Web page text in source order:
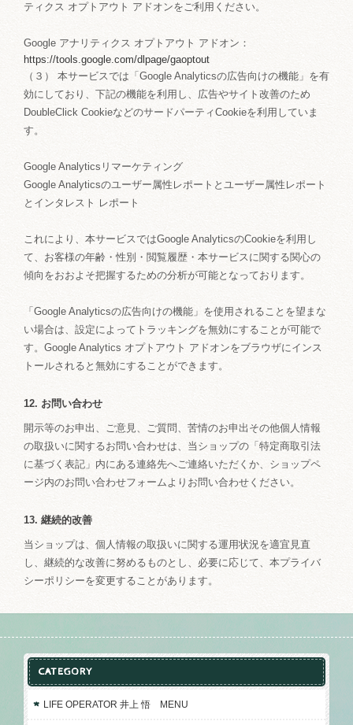
ティクス オプトアウト アドオンをご利用ください。
Google アナリティクス オプトアウト アドオン：
https://tools.google.com/dlpage/gaoptout
（３） 本サービスでは「Google Analyticsの広告向けの機能」を有
効にしており、下記の機能を利用し、広告やサイト改善のため
DoubleClick CookieなどのサードパーティCookieを利用していま
す。
Google Analyticsリマーケティング
Google Analyticsのユーザー属性レポートとユーザー属性レポート
とインタレスト レポート
これにより、本サービスではGoogle AnalyticsのCookieを利用し
て、お客様の年齢・性別・閲覧履歴・本サービスに関する関心の
傾向をおおよそ把握するための分析が可能となっております。
「Google Analyticsの広告向けの機能」を使用されることを望まな
い場合は、設定によってトラッキングを無効にすることが可能で
す。Google Analytics オプトアウト アドオンをブラウザにインス
トールされると無効にすることができます。
12. お問い合わせ
開示等のお申出、ご意見、ご質問、苦情のお申出その他個人情報
の取扱いに関するお問い合わせは、当ショップの「特定商取引法
に基づく表記」内にある連絡先へご連絡いただくか、ショップペ
ージ内のお問い合わせフォームよりお問い合わせください。
13. 継続的改善
当ショップは、個人情報の取扱いに関する運用状況を適宜見直
し、継続的な改善に努めるものとし、必要に応じて、本プライバ
シーポリシーを変更することがあります。
CATEGORY
LIFE OPERATOR 井上 悟 MENU